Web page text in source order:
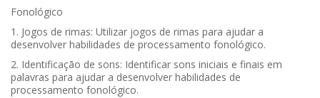
Fonológico
1. Jogos de rimas: Utilizar jogos de rimas para ajudar a
desenvolver habilidades de processamento fonológico.
2. Identificação de sons: Identificar sons iniciais e finais em
palavras para ajudar a desenvolver habilidades de
processamento fonológico.